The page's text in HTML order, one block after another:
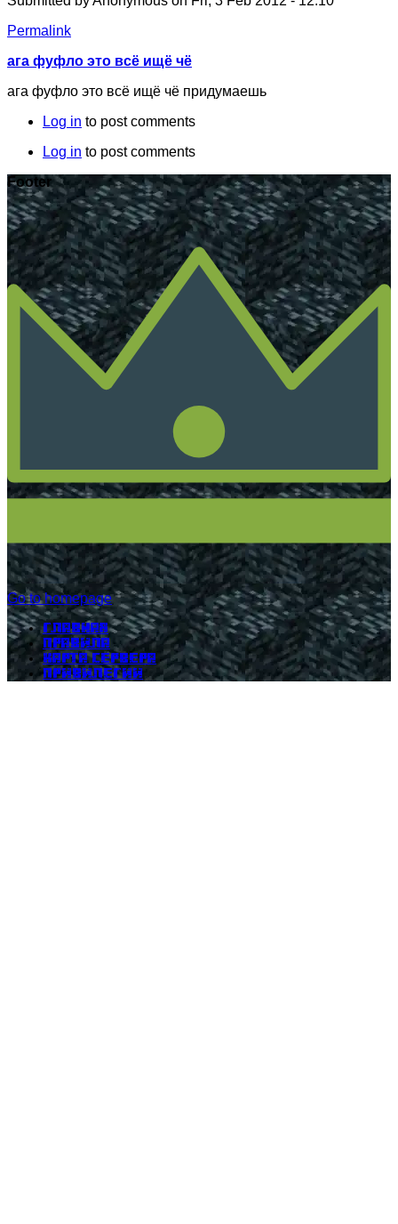
Permalink
ага фуфло это всё ищё чё
ага фуфло это всё ищё чё придумаешь
Log in to post comments
Log in to post comments
Footer
Go to homepage
Главная
Правила
Карта сервера
Привилегии